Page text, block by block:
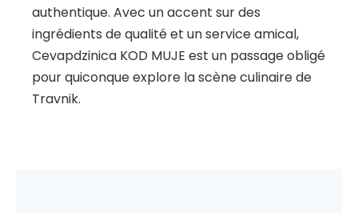
authentique. Avec un accent sur des
ingrédients de qualité et un service amical,
Cevapdzinica KOD MUJE est un passage obligé
pour quiconque explore la scène culinaire de
Travnik.